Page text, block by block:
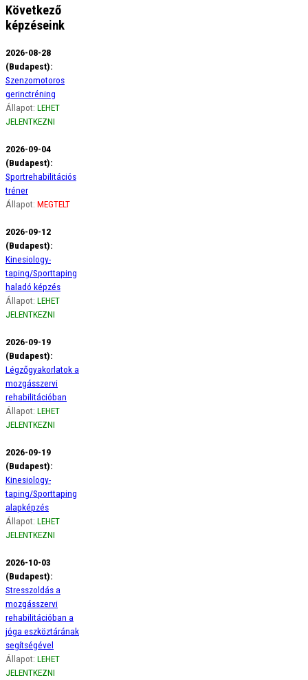
Következő
képzéseink
2026-08-28
(Budapest):
Szenzomotoros
gerinctréning
Állapot: LEHET
JELENTKEZNI
2026-09-04
(Budapest):
Sportrehabilitációs
tréner
Állapot: MEGTELT
2026-09-12
(Budapest):
Kinesiology-
taping/Sporttaping
haladó képzés
Állapot: LEHET
JELENTKEZNI
2026-09-19
(Budapest):
Légzőgyakorlatok a
mozgásszervi
rehabilitációban
Állapot: LEHET
JELENTKEZNI
2026-09-19
(Budapest):
Kinesiology-
taping/Sporttaping
alapképzés
Állapot: LEHET
JELENTKEZNI
2026-10-03
(Budapest):
Stresszoldás a
mozgásszervi
rehabilitációban a
jóga eszköztárának
segítségével
Állapot: LEHET
JELENTKEZNI